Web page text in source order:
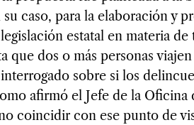
su caso, para la elaboración y
estatal en materia
que dos o más personas
sobre si los
afirmó el Jefe de la
coincidir con ese punto de